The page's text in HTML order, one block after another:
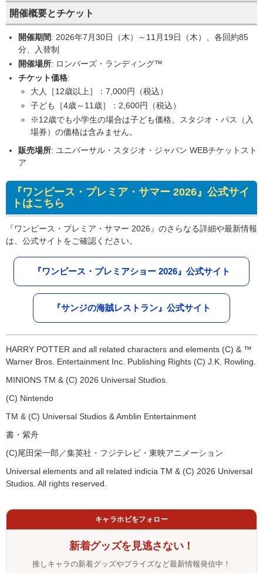
開催概要とチケット
開催期間: 2026年7月30日（木）～11月19日（木）、各回約85
分、入替制
開催場所: ロンバーズ・ランディング™
チケット価格:
大人［12歳以上］：7,000円（税込）
子ども［4歳～11歳］：2,600円（税込）
※12歳でも小学生の場合は子ども価格。スタジオ・パス（入
場券）の価格は含みません。
販売場所: ユニバーサル・スタジオ・ジャパン WEBチケットスト
ア
『ワンピース・プレミア・サマー 2026』公式サイ
トはこちら
『ワンピース・プレミア・サマー 2026』のさらなる詳細や最新情報
は、公式サイトをご確認ください。
『ワンピース・プレミアショー 2026』公式サイト
『サンジの海賊レストラン』公式サイト
HARRY POTTER and all related characters and elements (C) & ™
Warner Bros. Entertainment Inc. Publishing Rights (C) J.K. Rowling.
MINIONS TM & (C) 2026 Universal Studios.
(C) Nintendo
TM & (C) Universal Studios & Amblin Entertainment
書・紫舟
(C)尾田栄一郎／集英社・フジテレビ・東映アニメーション
Universal elements and all related indicia TM & (C) 2026 Universal
Studios. All rights reserved.
キャラホビをフォロー
新着グッズを見逃さない！
推しキャラの新着グッズやプライズなど最新情報発信中！